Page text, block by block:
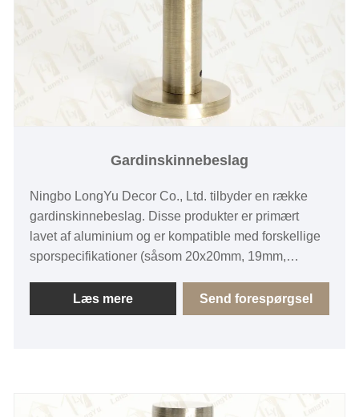
Gardinskinnebeslag
Ningbo LongYu Decor Co., Ltd. tilbyder en række
gardinskinnebeslag. Disse produkter er primært
lavet af aluminium og er kompatible med forskellige
sporspecifikationer (såsom 20x20mm, 19mm,
overfladefinisher, herunder plettering (antik messing,
satin nikkel, rustfrit stål, krom, sort nikkel, guld, antik
Læs mere Send forespørgsel